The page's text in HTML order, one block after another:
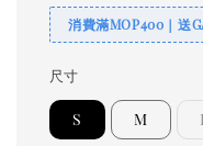
消費滿MOP400｜送
尺寸
S M